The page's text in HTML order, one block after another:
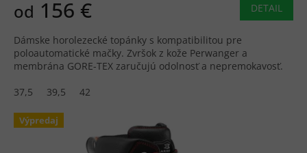
od 156 € DETAIL
Dámske horolezecké topánky s kompatibilitou pre
poloautomatické mačky. Zvršok z kože Perwanger a
membrána GORE-TEX zaručujú odolnosť a nepremokavosť.
37,5
39,5 42
Výpredaj